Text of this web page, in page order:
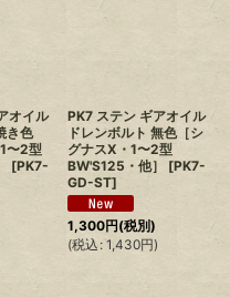
オイル
き色
〜2型
[PK7-
PK7 ステン ギアオイル
ドレンボルト 無色［シ
グナスX・1〜2型
BW'S125・他］
[PK7-
GD-ST]
1,300円(税別)
(税込 : 1,430円)